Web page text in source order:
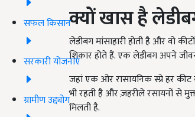
सफल किसान
सरकारी योजनाएं
ग्रामीण उद्द्योग
क्यों खास है
लेडीबग मांसाहारी होती है और वो
शिकार होते हैं. एक लेडीबग अपने
जहां एक ओर रासायनिक स्प्रे हर
भी रहती है और ज़हरीले रसायनों से
मिलती है.